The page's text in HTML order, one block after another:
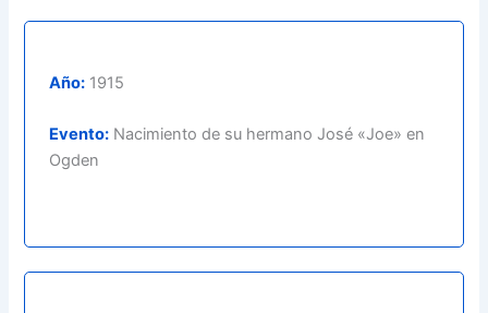
Año: 1915
Evento: Nacimiento de su hermano José «Joe» en
Ogden